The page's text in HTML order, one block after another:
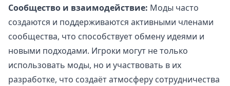
Сообщество и взаимодействие: Моды часто
создаются и поддерживаются активными членами
сообщества, что способствует обмену идеями и
новыми подходами. Игроки могут не только
использовать моды, но и участвовать в их
разработке, что создаёт атмосферу сотрудничества